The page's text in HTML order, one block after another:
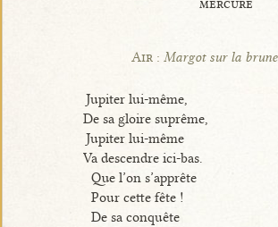
mercure
Air : Margot sur la brune
Jupiter lui-même,
De sa gloire suprême,
Jupiter lui-même
Va descendre ici-bas.
Que l’on s’apprête
Pour cette fête !
De sa conquête